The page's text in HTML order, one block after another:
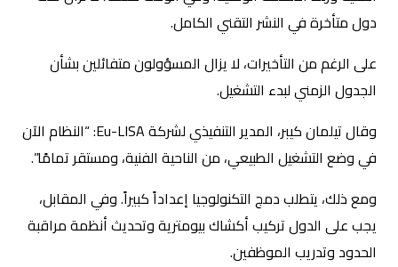
دول متأخرة في النشر التقني الكامل.
على الرغم من التأخيرات، لا يزال المسؤولون متفائلين بشأن
الجدول الزمني لبدء التشغيل.
وقال تيلمان كيبر، المدير التنفيذي لشركة Eu-LISA: “النظام الآن
في وضع التشغيل الطبيعي، من الناحية الفنية، ومستقر تمامًا”.
ومع ذلك، يتطلب دمج التكنولوجيا إعداداً كبيراً. وفي المقابل،
يجب على الدول تركيب أكشاك بيومترية وتحديث أنظمة مراقبة
الحدود وتدريب الموظفين.